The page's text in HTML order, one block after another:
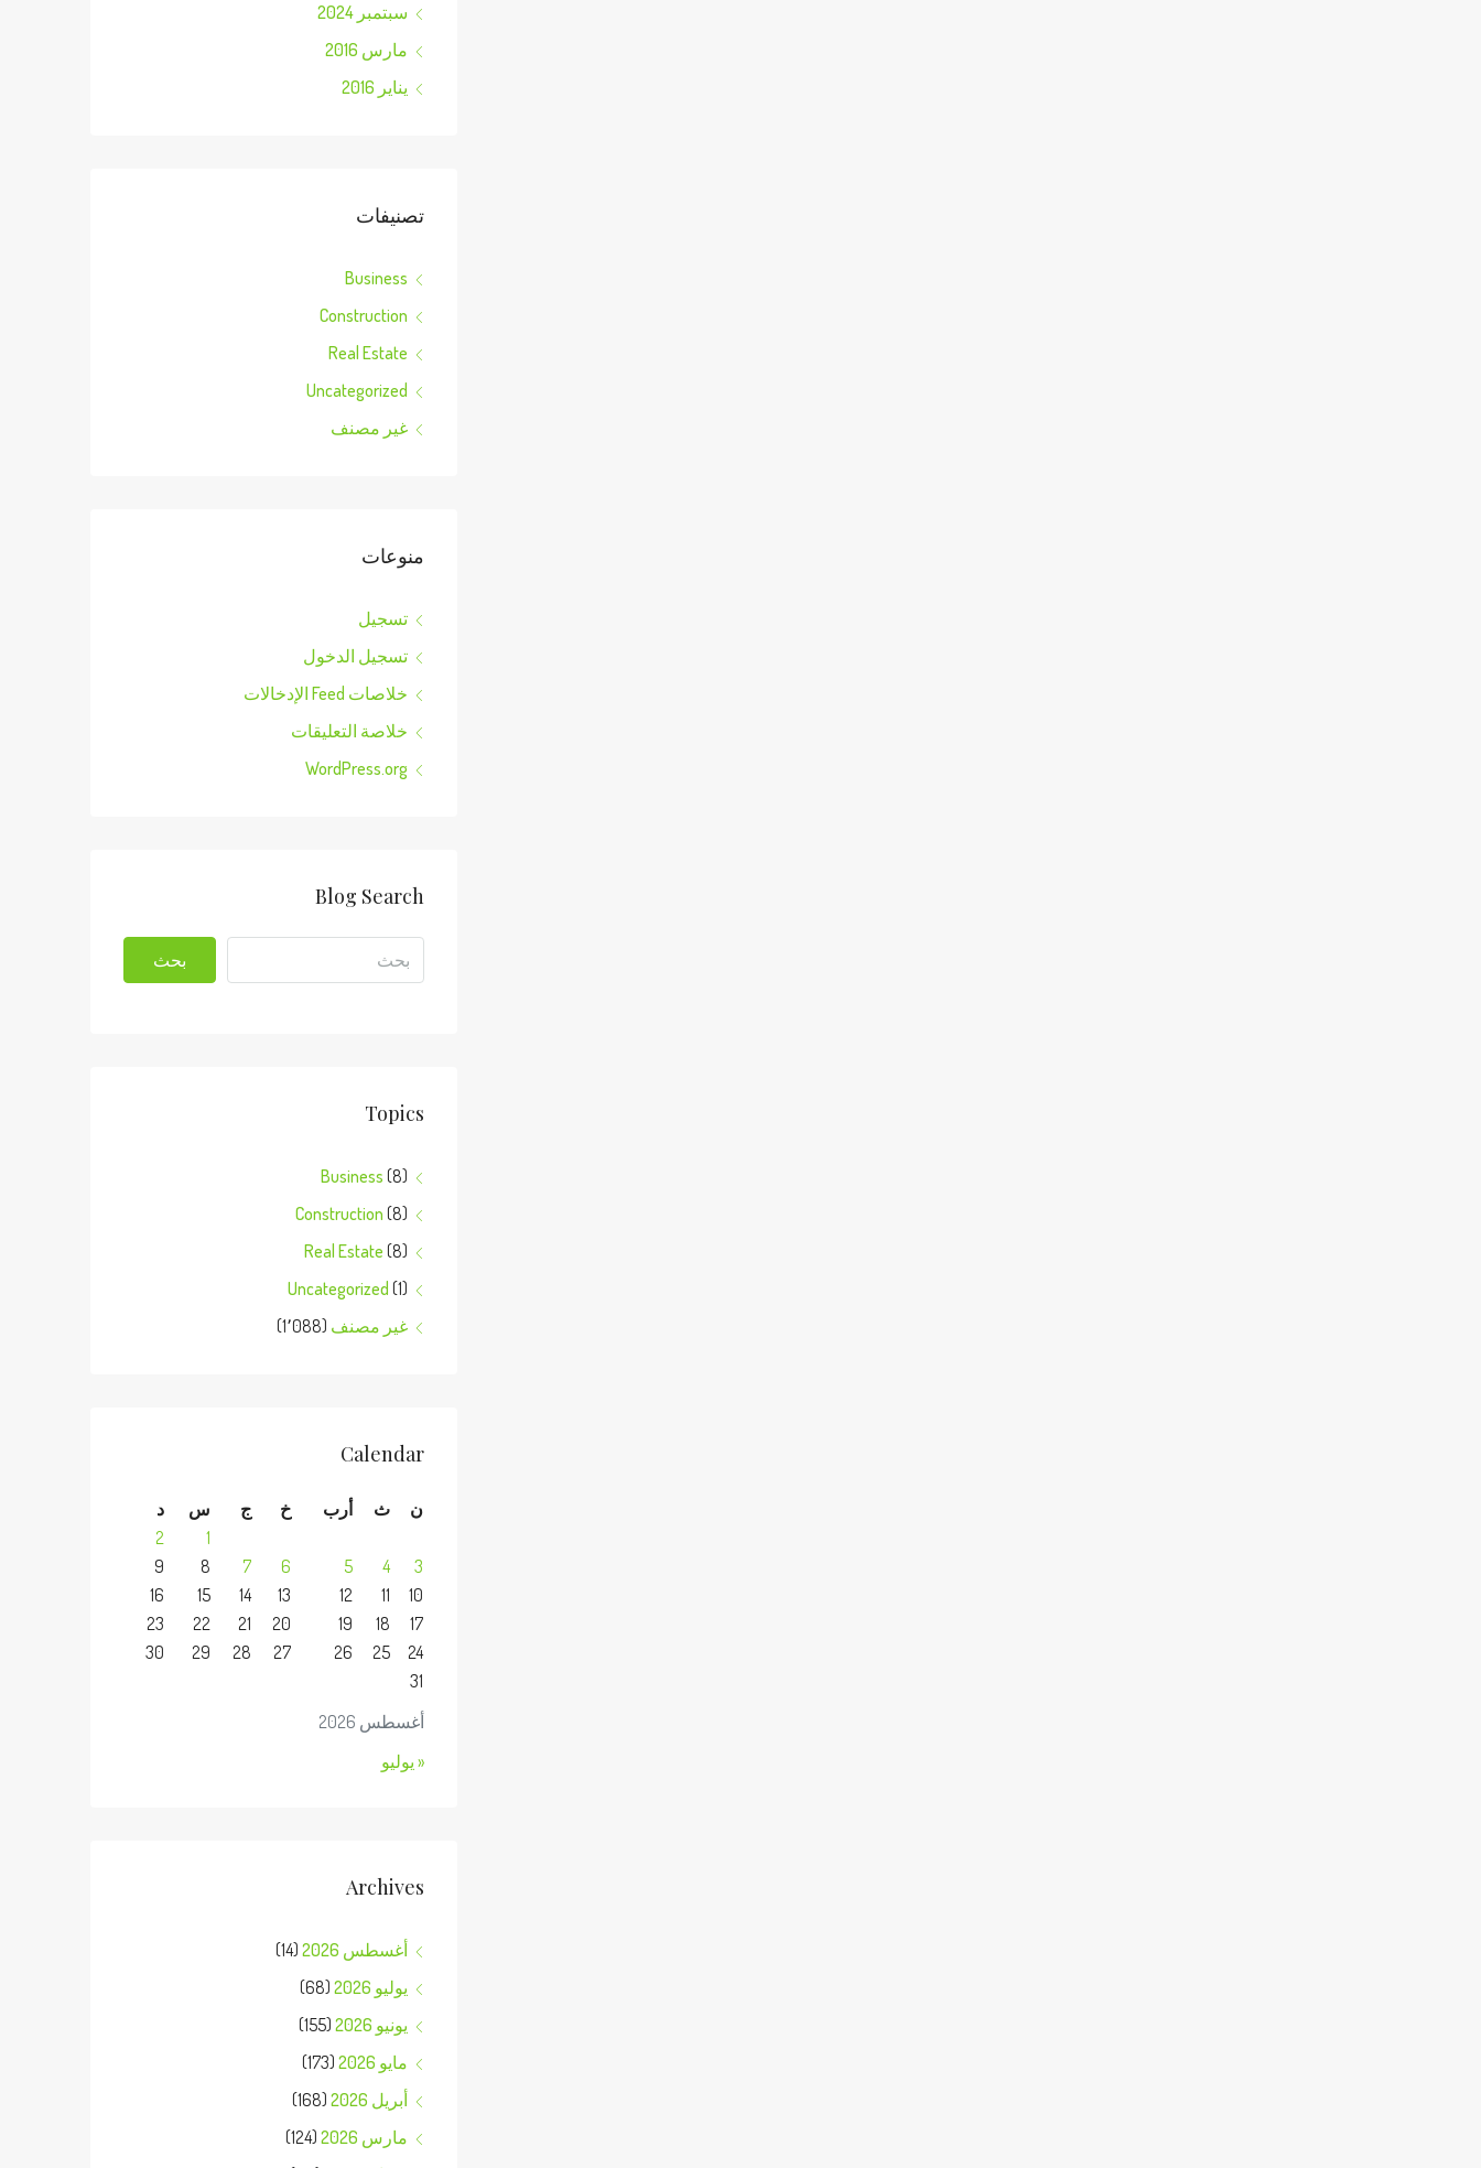
سبتمبر 2024
مارس 2016
يناير 2016
تصنيفات
Business
Construction
Real Estate
Uncategorized
غير مصنف
منوعات
تسجيل
تسجيل الدخول
خلاصات Feed الإدخالات
خلاصة التعليقات
WordPress.org
Blog Search
بحث
Topics
Business (8)
Construction (8)
Real Estate (8)
Uncategorized (1)
غير مصنف (1٬088)
Calendar
أغسطس 2026
ن ث أرب خ ج س
د
1
2
3
4
5
6
7
8
9
10
11
12
13
14
15
16
17
18
19
20
21
22
23
24
25
26
27
28
29
30
31
« يوليو
Archives
أغسطس 2026
(14)
يوليو 2026
(68)
يونيو 2026
(155)
مايو 2026
(173)
أبريل 2026
(168)
مارس 2026
(124)